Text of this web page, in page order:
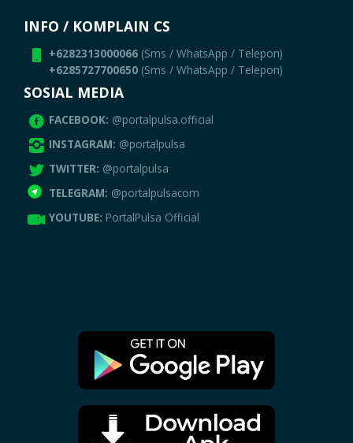
INFO / KOMPLAIN CS
+6282313000066 (Sms / WhatsApp / Telepon)
+6285727700650 (Sms / WhatsApp / Telepon)
SOSIAL MEDIA
FACEBOOK: @portalpulsa.official
INSTAGRAM: @portalpulsa
TWITTER: @portalpulsa
TELEGRAM: @portalpulsacom
YOUTUBE: PortalPulsa Official